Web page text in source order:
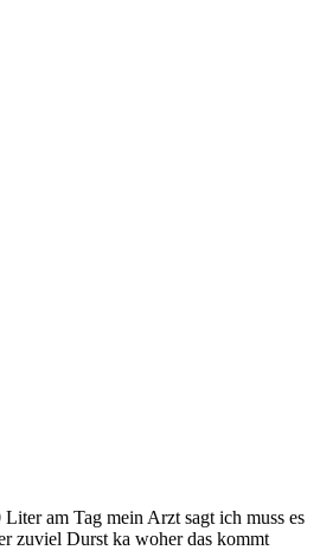
am Tag mein Arzt sagt ich muss es
zuviel Durst ka woher das kommt